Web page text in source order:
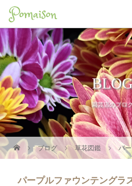
園芸店のブロ
ブログ 草花図鑑 パ
パープルファウンテングラ